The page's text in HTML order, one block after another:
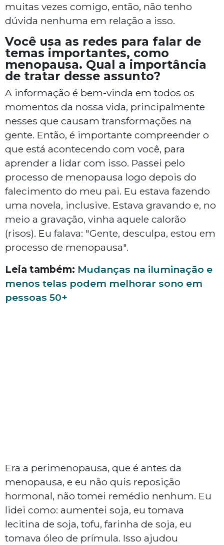
muitas vezes comigo, então, não tenho
dúvida nenhuma em relação a isso.
Você usa as redes para falar de
temas importantes, como
menopausa. Qual a importância
de tratar desse assunto?
A informação é bem-vinda em todos os
momentos da nossa vida, principalmente
nesses que causam transformações na
gente. Então, é importante compreender o
que está acontecendo com você, para
aprender a lidar com isso. Passei pelo
processo de menopausa logo depois do
falecimento do meu pai. Eu estava fazendo
uma novela, inclusive. Estava gravando e, no
meio a gravação, vinha aquele calorão
(risos). Eu falava: "Gente, desculpa, estou em
processo de menopausa".
Leia também: Mudanças na iluminação e
menos telas podem melhorar sono em
pessoas 50+
Era a perimenopausa, que é antes da
menopausa, e eu não quis reposição
hormonal, não tomei remédio nenhum. Eu
lidei como: aumentei soja, eu tomava
lecitina de soja, tofu, farinha de soja, eu
tomava óleo de prímula. Isso ajudou